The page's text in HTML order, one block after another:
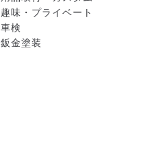
趣味・プライベート
車検
鈑金塗装